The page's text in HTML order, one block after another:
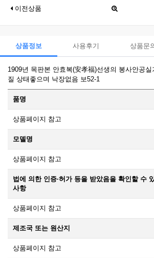
이전상품
상품정보 사용후기 상품문
1909년 목판본 안효복(安孝福)선생의 봉사안공
질 상태좋으며 낙장없음 보52-1
품명
상품페이지 참고
모델명
상품페이지 참고
법에 의한 인증·허가 등을 받았음을 확인할 수
사항
상품페이지 참고
제조국 또는 원산지
상품페이지 참고